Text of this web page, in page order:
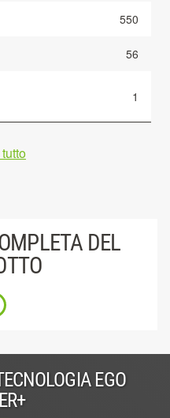
550
56
1
DEL
EGO